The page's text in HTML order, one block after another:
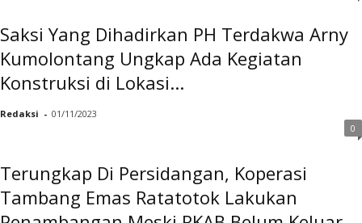
Saksi Yang Dihadirkan PH Terdakwa Arny
Kumolontang Ungkap Ada Kegiatan
Konstruksi di Lokasi...
Redaksi - 01/11/2023
0
Terungkap Di Persidangan, Koperasi
Tambang Emas Ratatotok Lakukan